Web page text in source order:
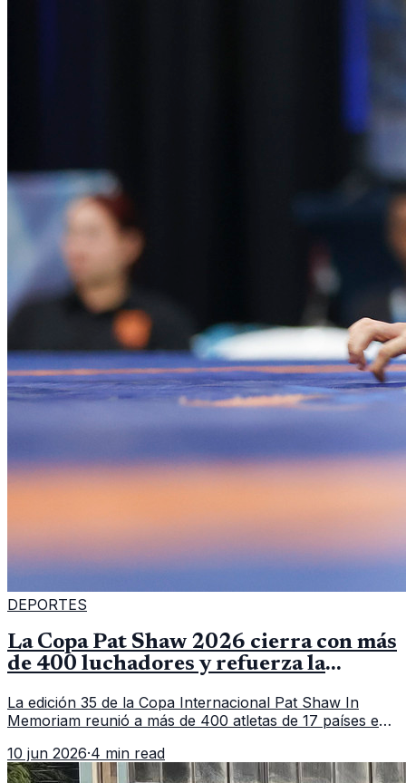
DEPORTES
La Copa Pat Shaw 2026 cierra con más
de 400 luchadores y refuerza la
La edición 35 de la Copa Internacional Pat Shaw In
Memoriam reunió a más de 400 atletas de 17 países en
delegación nacional, según el balance oficial de CDAG.
10 jun 2026·4 min read